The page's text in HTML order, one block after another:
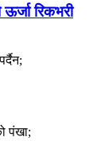
रिकभरी
पंखा;